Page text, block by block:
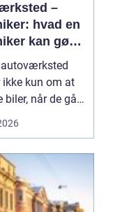
–
hvad en
kan gøre
bil
ikke kun om at
biler, når de går i
Det handler i lige
om
når du som
med
om s...